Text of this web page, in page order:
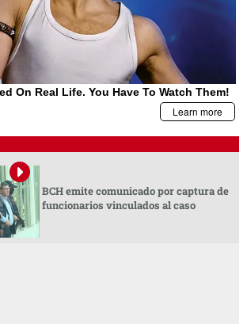
BCH emite comunicado por captura de
funcionarios vinculados al caso